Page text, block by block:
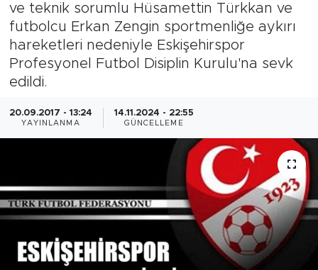
ve teknik sorumlu Hüsamettin Türkkan ve
futbolcu Erkan Zengin sportmenliğe aykırı
hareketleri nedeniyle Eskişehirspor
Profesyonel Futbol Disiplin Kurulu'na sevk
edildi.
20.09.2017 - 13:24
YAYINLANMA
14.11.2024 - 22:55
GÜNCELLEME
Ekonomi
Sanat
Bölge
Magazin
Dünya
Son Dakika Haberleri